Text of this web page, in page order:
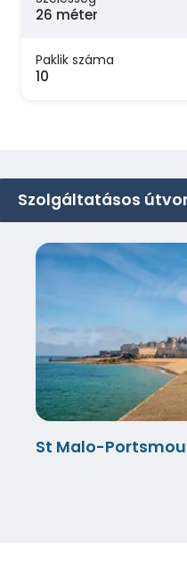
26 méter
Paklik száma
10
Szolgáltatásos
St Malo-